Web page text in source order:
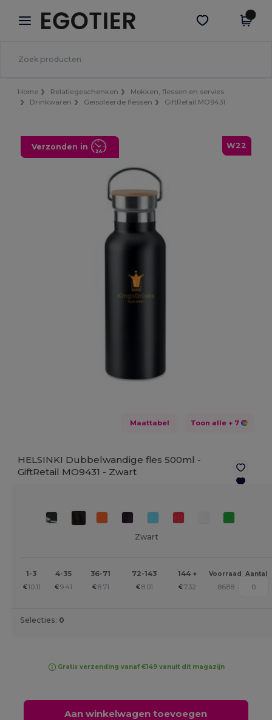
× Egotier-app
Betere prijzen in de app!
Download app
Home Relatiegeschenken
Mokken, flessen en servies
Drinkwaren
Geïsoleerde flessen GiftRetail MO9431
W22
Verzonden in
Maattabel Toon alle + 7
HELSINKI Dubbelwandige fles 500ml -
GiftRetail MO9431 - Zwart
Zwart
1-3 4-35 36-71 72-143 144 + Voorraad Aantal
€10.11 €9.41 €8.71 €8.01 €7.32 8688
Selecties: 0
Gratis verzending vanaf €149 vanuit dit magazijn
Aan winkelwagen toevoegen